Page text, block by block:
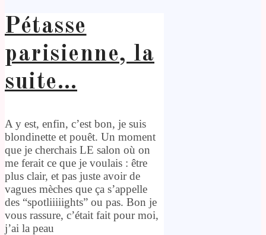
Pétasse
parisienne, la
suite…
A y est, enfin, c’est bon, je suis
blondinette et pouêt. Un moment
que je cherchais LE salon où on
me ferait ce que je voulais : être
plus clair, et pas juste avoir de
vagues mèches que ça s’appelle
des “spotliiiiights” ou pas. Bon je
vous rassure, c’était fait pour moi,
j’ai la peau